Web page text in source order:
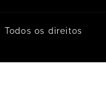
os direitos